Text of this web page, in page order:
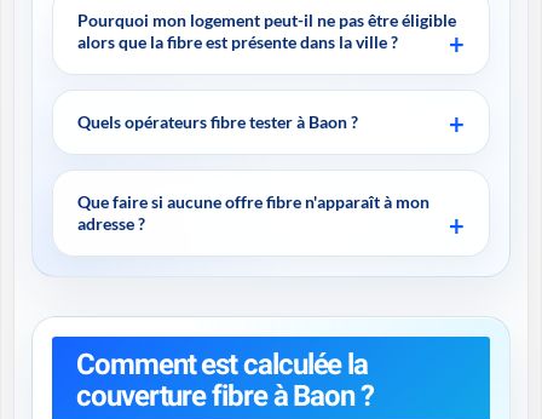
Pourquoi mon logement peut-il ne pas être éligible
alors que la fibre est présente dans la ville ?
Quels opérateurs fibre tester à Baon ?
Que faire si aucune offre fibre n'apparaît à mon
adresse ?
Comment est calculée la
couverture fibre à Baon ?